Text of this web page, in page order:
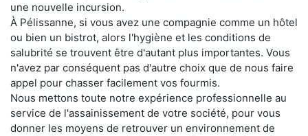
une nouvelle incursion.
À Pélissanne, si vous avez une compagnie comme un hôtel
ou bien un bistrot, alors l'hygiène et les conditions de
salubrité se trouvent être d'autant plus importantes. Vous
n'avez par conséquent pas d'autre choix que de nous faire
appel pour chasser facilement vos fourmis.
Nous mettons toute notre expérience professionnelle au
service de l'assainissement de votre société, pour vous
donner les moyens de retrouver un environnement de